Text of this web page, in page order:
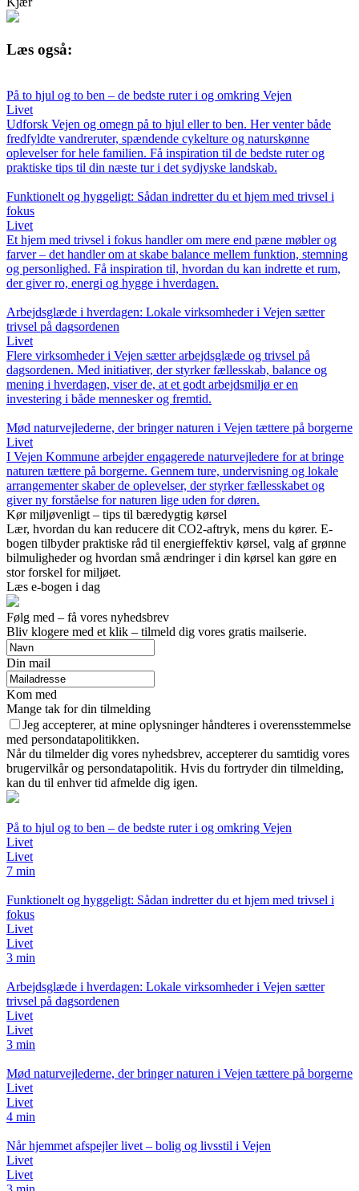
Læs også:
På to hjul og to ben – de bedste ruter i og omkring Vejen
Livet
Udforsk Vejen og omegn på to hjul eller to ben. Her venter både
fredfyldte vandreruter, spændende cykelture og naturskønne
oplevelser for hele familien. Få inspiration til de bedste ruter og
praktiske tips til din næste tur i det sydjyske landskab.
Funktionelt og hyggeligt: Sådan indretter du et hjem med trivsel i
fokus
Livet
Et hjem med trivsel i fokus handler om mere end pæne møbler og
farver – det handler om at skabe balance mellem funktion, stemning
og personlighed. Få inspiration til, hvordan du kan indrette et rum,
der giver ro, energi og hygge i hverdagen.
Arbejdsglæde i hverdagen: Lokale virksomheder i Vejen sætter
trivsel på dagsordenen
Livet
Flere virksomheder i Vejen sætter arbejdsglæde og trivsel på
dagsordenen. Med initiativer, der styrker fællesskab, balance og
mening i hverdagen, viser de, at et godt arbejdsmiljø er en
investering i både mennesker og fremtid.
Mød naturvejlederne, der bringer naturen i Vejen tættere på borgerne
Livet
I Vejen Kommune arbejder engagerede naturvejledere for at bringe
naturen tættere på borgerne. Gennem ture, undervisning og lokale
arrangementer skaber de oplevelser, der styrker fællesskabet og
giver ny forståelse for naturen lige uden for døren.
Kør miljøvenligt – tips til bæredygtig kørsel
Lær, hvordan du kan reducere dit CO2-aftryk, mens du kører. E-
bogen tilbyder praktiske råd til energieffektiv kørsel, valg af grønne
bilmuligheder og hvordan små ændringer i din kørsel kan gøre en
stor forskel for miljøet.
Læs e-bogen i dag
Følg med – få vores nyhedsbrev
Bliv klogere med et klik – tilmeld dig vores gratis mailserie.
Din mail
Kom med
Mange tak for din tilmelding
Jeg accepterer, at mine oplysninger håndteres i overensstemmelse
med persondatapolitikken.
Når du tilmelder dig vores nyhedsbrev, accepterer du samtidig vores
brugervilkår og persondatapolitik. Hvis du fortryder din tilmelding,
kan du til enhver tid afmelde dig igen.
På to hjul og to ben – de bedste ruter i og omkring Vejen
Livet
Livet
7 min
Funktionelt og hyggeligt: Sådan indretter du et hjem med trivsel i
fokus
Livet
Livet
3 min
Arbejdsglæde i hverdagen: Lokale virksomheder i Vejen sætter
trivsel på dagsordenen
Livet
Livet
3 min
Mød naturvejlederne, der bringer naturen i Vejen tættere på borgerne
Livet
Livet
4 min
Når hjemmet afspejler livet – bolig og livsstil i Vejen
Livet
Livet